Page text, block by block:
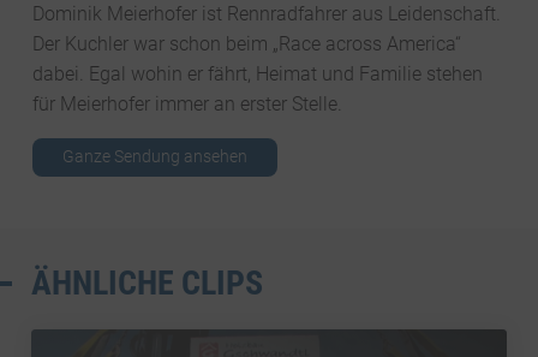
Dominik Meierhofer ist Rennradfahrer aus Leidenschaft.
Der Kuchler war schon beim „Race across America“
dabei. Egal wohin er fährt, Heimat und Familie stehen
für Meierhofer immer an erster Stelle.
Ganze Sendung ansehen
ÄHNLICHE CLIPS